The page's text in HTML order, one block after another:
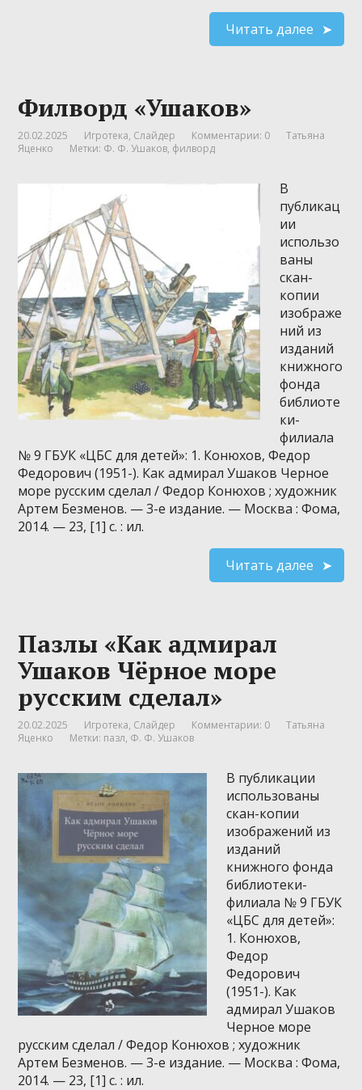
Читать далее
Филворд «Ушаков»
20.02.2025 Игротека, Слайдер Комментарии: 0
Татьяна
Яценко
Метки: Ф. Ф. Ушаков, филворд
В
публикац
ии
использо
ваны
скан-
копии
изображе
ний из
изданий
книжного
фонда
библиоте
ки-
филиала
№ 9 ГБУК «ЦБС для детей»: 1. Конюхов, Федор
Федорович (1951-). Как адмирал Ушаков Черное
море русским сделал / Федор Конюхов ; художник
Артем Безменов. — 3-е издание. — Москва : Фома,
2014. — 23, [1] с. : ил.
Читать далее
Пазлы «Как адмирал
Ушаков Чёрное море
русским сделал»
20.02.2025 Игротека, Слайдер Комментарии: 0
Татьяна
Яценко
Метки: пазл, Ф. Ф. Ушаков
В публикации
использованы
скан-копии
изображений из
изданий
книжного фонда
библиотеки-
филиала № 9 ГБУК
«ЦБС для детей»:
1. Конюхов,
Федор
Федорович
(1951-). Как
адмирал Ушаков
Черное море
русским сделал / Федор Конюхов ; художник
Артем Безменов. — 3-е издание. — Москва : Фома,
2014. — 23, [1] с. : ил.